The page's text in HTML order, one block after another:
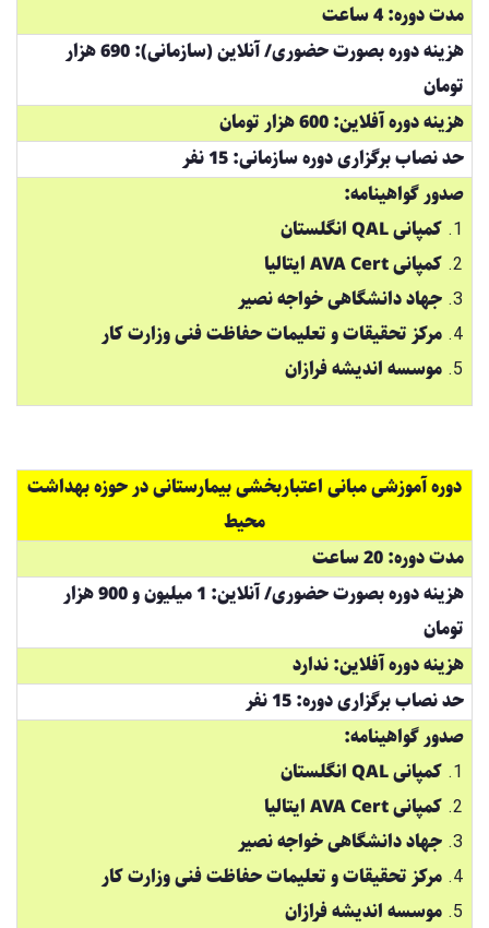
مدت دوره: 4 ساعت
هزینه دوره بصورت حضوری/ آنلاین (سازمانی): 690 هزار
تومان
هزینه دوره آفلاین: 600 هزار تومان
حد نصاب برگزاری دوره سازمانی: 15 نفر
صدور گواهینامه:
کمپانی QAL انگلستان
کمپانی AVA Cert ایتالیا
جهاد دانشگاهی خواجه نصیر
مرکز تحقیقات و تعلیمات حفاظت فنی وزارت کار
موسسه اندیشه فرازان
دوره آموزشی مبانی اعتباربخشی بیمارستانی در حوزه بهداشت
محیط
مدت دوره: 20 ساعت
هزینه دوره بصورت حضوری/ آنلاین: 1 میلیون و 900 هزار
تومان
هزینه دوره آفلاین: ندارد
حد نصاب برگزاری دوره: 15 نفر
صدور گواهینامه:
کمپانی QAL انگلستان
کمپانی AVA Cert ایتالیا
جهاد دانشگاهی خواجه نصیر
مرکز تحقیقات و تعلیمات حفاظت فنی وزارت کار
موسسه اندیشه فرازان